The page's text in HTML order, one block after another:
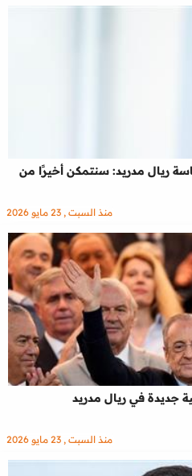
ريال مدريد: سنتمكن أخيرًا من
منذ السبت , 23 مايو 2026
جديدة في ريال مدريد
منذ السبت , 23 مايو 2026